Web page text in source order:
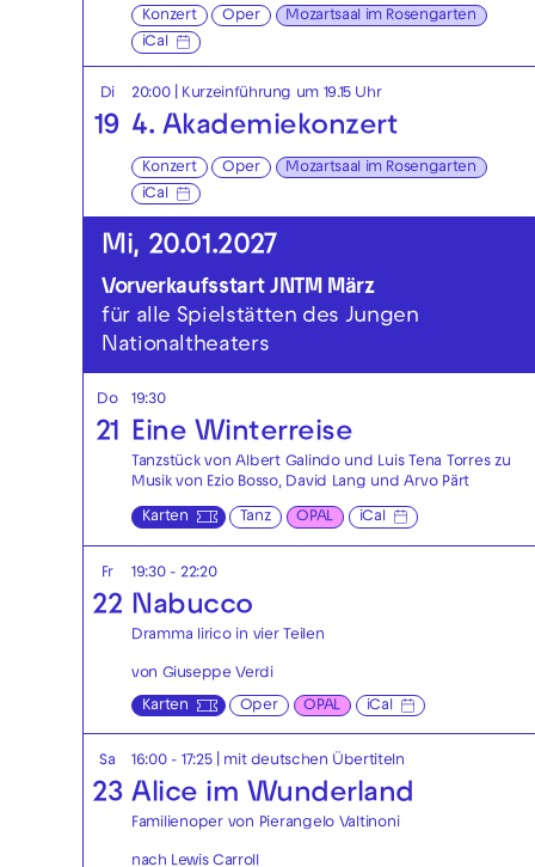
Konzert Oper
Mozartsaal im Rosengarten
iCal
Di
19
20:00 | Kurzeinführung um 19.15 Uhr
4. Akademiekonzert
Konzert Oper
Mozartsaal im Rosengarten
iCal
Mi, 20.01.2027
Vorverkaufsstart JNTM März
für alle Spielstätten des Jungen
Nationaltheaters
Do
21
19:30
Eine Winterreise
Tanzstück von Albert Galindo und Luis Tena Torres zu
Musik von Ezio Bosso, David Lang und Arvo Pärt
Karten Tanz OPAL iCal
Fr
22
19:30 - 22:20
Nabucco
Dramma lirico in vier Teilen
von Giuseppe Verdi
Karten Oper OPAL iCal
Sa
23
16:00 - 17:25| mit deutschen Übertiteln
Alice im Wunderland
Familienoper von Pierangelo Valtinoni
nach Lewis Carroll